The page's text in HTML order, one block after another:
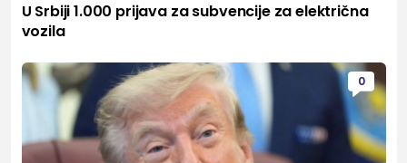
U Srbiji 1.000 prijava za subvencije za električna
vozila
0